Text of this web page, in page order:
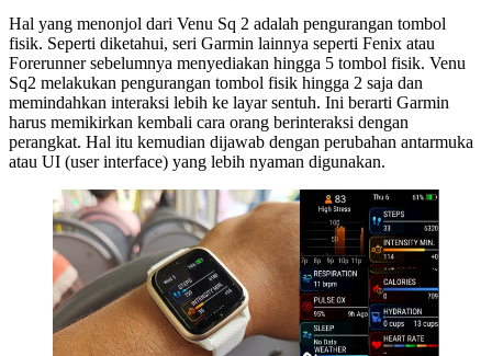
Hal yang menonjol dari Venu Sq 2 adalah pengurangan tombol
fisik. Seperti diketahui, seri Garmin lainnya seperti Fenix atau
Forerunner sebelumnya menyediakan hingga 5 tombol fisik. Venu
Sq2 melakukan pengurangan tombol fisik hingga 2 saja dan
memindahkan interaksi lebih ke layar sentuh. Ini berarti Garmin
harus memikirkan kembali cara orang berinteraksi dengan
perangkat. Hal itu kemudian dijawab dengan perubahan antarmuka
atau UI (user interface) yang lebih nyaman digunakan.